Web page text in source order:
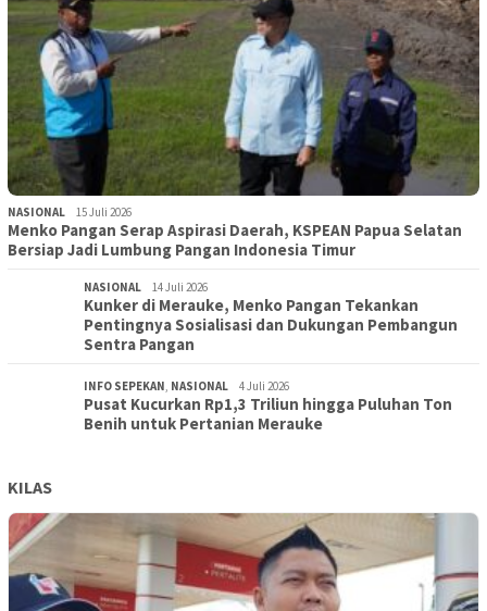
NASIONAL 15 Juli 2026
Menko Pangan Serap Aspirasi Daerah, KSPEAN Papua Selatan
Bersiap Jadi Lumbung Pangan Indonesia Timur
NASIONAL 14 Juli 2026
Kunker di Merauke, Menko Pangan Tekankan
Pentingnya Sosialisasi dan Dukungan Pembangun
Sentra Pangan
INFO SEPEKAN, NASIONAL 4 Juli 2026
Pusat Kucurkan Rp1,3 Triliun hingga Puluhan Ton
Benih untuk Pertanian Merauke
KILAS